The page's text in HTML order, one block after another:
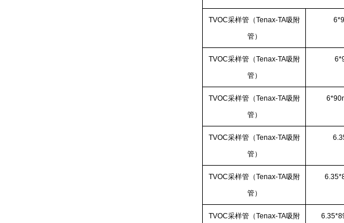
TVOC采样管（Tenax-TA吸附
管）
TVOC采样管（Tenax-TA吸附
管）
TVOC采样管（Tenax-TA吸附
管）
TVOC采样管（Tenax-TA吸附
管）
TVOC采样管（Tenax-TA吸附
管）
TVOC采样管（Tenax-TA吸附